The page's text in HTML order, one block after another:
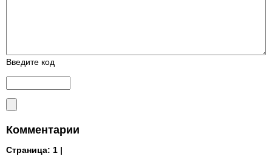
Введите код
Комментарии
Страница: 1 |